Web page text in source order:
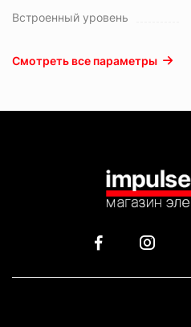
Встроенный уровень
Смотреть все параметры